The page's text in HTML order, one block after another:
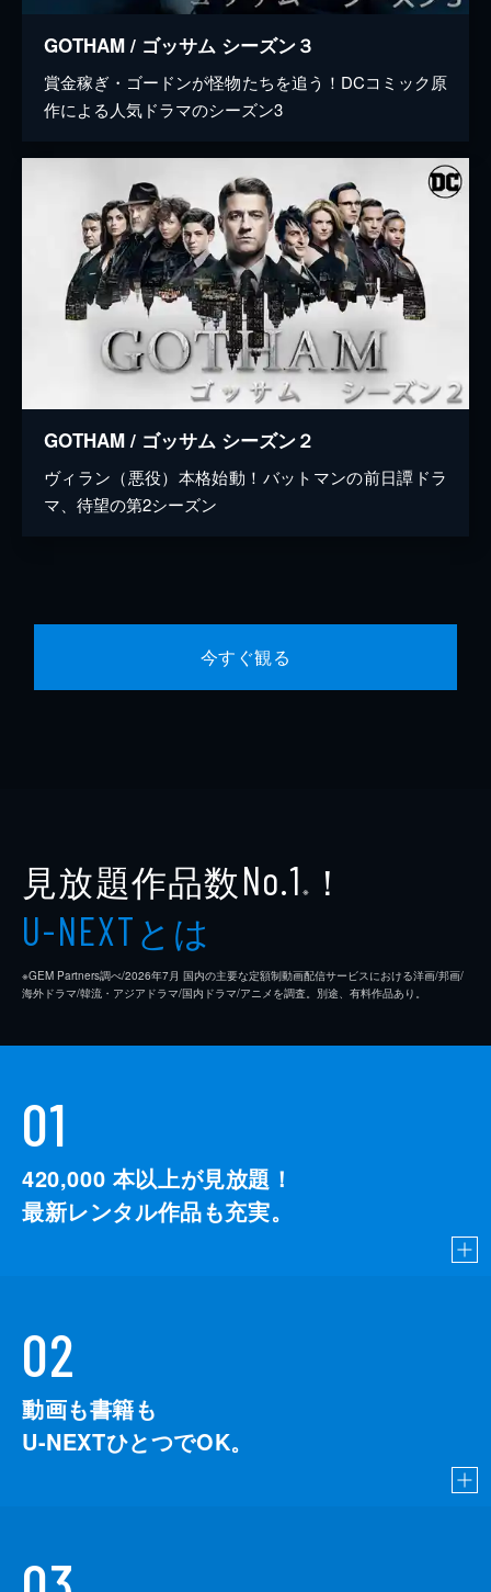
GOTHAM / ゴッサム シーズン３
賞金稼ぎ・ゴードンが怪物たちを追う！DCコミック原
作による人気ドラマのシーズン3
GOTHAM / ゴッサム シーズン２
ヴィラン（悪役）本格始動！バットマンの前日譚ドラ
マ、待望の第2シーズン
今すぐ観る
見放題作品数No.1 ※ ！
U-NEXTとは
※GEM Partners調べ/2026年7⽉ 国内の主要な定額制動画配信サービスにおける洋画/邦画/
海外ドラマ/韓流・アジアドラマ/国内ドラマ/アニメを調査。別途、有料作品あり。
01
420,000 本以上が見放題！
最新レンタル作品も充実。
02
動画も書籍も
U-NEXTひとつでOK。